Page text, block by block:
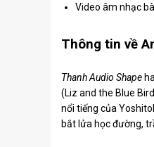
Video âm nhạc
Thông tin về
Thanh Audio Shape
(Liz and the Blue
nổi tiếng của
bắt lửa học đường,